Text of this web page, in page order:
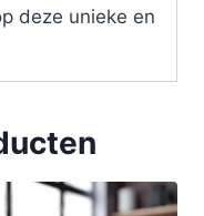
deze unieke en